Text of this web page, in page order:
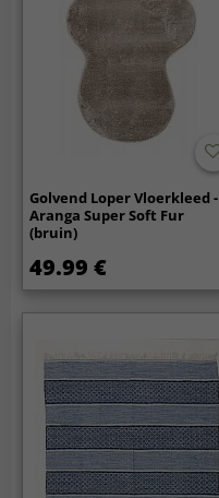
Golvend Loper Vloerkleed -
Aranga Super Soft Fur
(bruin)
49.99 €